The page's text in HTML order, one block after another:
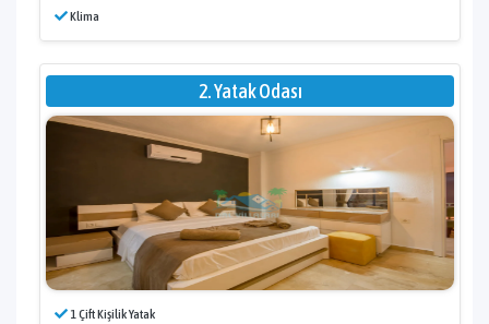
Klima
2. Yatak Odası
1 Çift Kişilik Yatak